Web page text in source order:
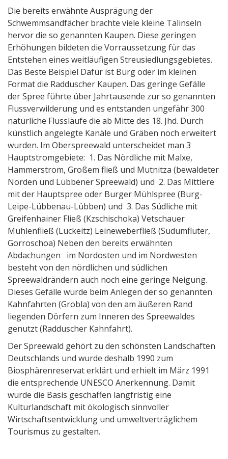
Die bereits erwähnte Ausprägung der
Schwemmsandfächer brachte viele kleine Talinseln
hervor die so genannten Kaupen. Diese geringen
Erhöhungen bildeten die Vorraussetzung für das
Entstehen eines weitläufigen Streusiedlungsgebietes.
Das Beste Beispiel Dafür ist Burg oder im kleinen
Format die Radduscher Kaupen. Das geringe Gefälle
der Spree führte über Jahrtausende zur so genannten
Flussverwilderung und es entstanden ungefähr 300
natürliche Flussläufe die ab Mitte des 18. Jhd. Durch
künstlich angelegte Kanäle und Gräben noch erweitert
wurden. Im Oberspreewald unterscheidet man 3
Hauptstromgebiete: 1. Das Nördliche mit Malxe,
Hammerstrom, Großem fließ und Mutnitza (bewaldeter
Norden und Lübbener Spreewald) und 2. Das Mittlere
mit der Hauptspree oder Burger Mühlspree (Burg-
Leipe-Lübbenau-Lübben) und 3. Das Südliche mit
Greifenhainer Fließ (Kzschischoka) Vetschauer
Mühlenfließ (Luckeitz) Leineweberfließ (Südumfluter,
Gorroschoa) Neben den bereits erwähnten
Abdachungen im Nordosten und im Nordwesten
besteht von den nördlichen und südlichen
Spreewaldrändern auch noch eine geringe Neigung.
Dieses Gefälle wurde beim Anlegen der so genannten
Kahnfahrten (Grobla) von den am äußeren Rand
liegenden Dörfern zum Inneren des Spreewaldes
genutzt (Radduscher Kahnfahrt).
Der Spreewald gehört zu den schönsten Landschaften
Deutschlands und wurde deshalb 1990 zum
Biosphärenreservat erklärt und erhielt im März 1991
die entsprechende UNESCO Anerkennung. Damit
wurde die Basis geschaffen langfristig eine
Kulturlandschaft mit ökologisch sinnvoller
Wirtschaftsentwicklung und umweltverträglichem
Tourismus zu gestalten.